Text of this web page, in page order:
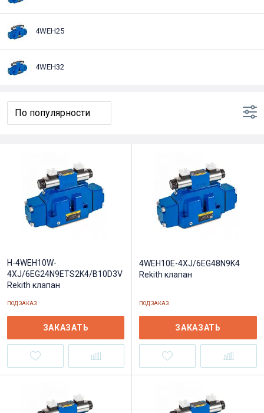
4WEH25
4WEH32
H-4WEH10W-
4XJ/6EG24N9ETS2K4/B10D3V
Rekith клапан
ПОД ЗАКАЗ
ЗАКАЗАТЬ
4WEH10E-4XJ/6EG48N9K4
Rekith клапан
ПОД ЗАКАЗ
ЗАКАЗАТЬ